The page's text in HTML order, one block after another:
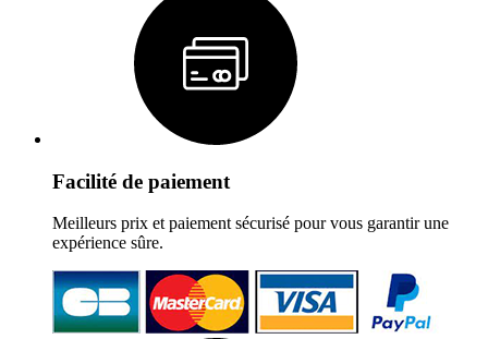
Facilité de paiement
Meilleurs prix et paiement sécurisé pour vous garantir une
expérience sûre.